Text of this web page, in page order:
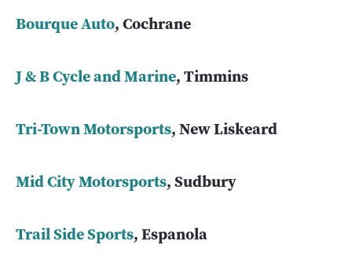
Bourque Auto, Cochrane
J & B Cycle and Marine, Timmins
Tri-Town Motorsports, New Liskeard
Mid City Motorsports, Sudbury
Trail Side Sports, Espanola